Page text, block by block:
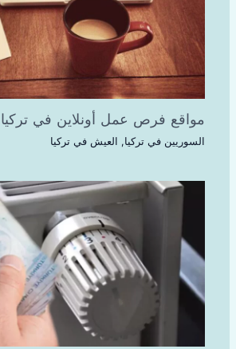
مواقع فرص عمل أونلاين في تركيا
السوريين في تركيا, العيش في تركيا